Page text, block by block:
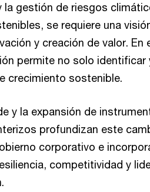
gestión de riesgos
se requiere una
y creación de valor. En
permite no solo identificar
crecimiento sostenible.
y la expansión de
profundizan este
corporativo e
competitividad y